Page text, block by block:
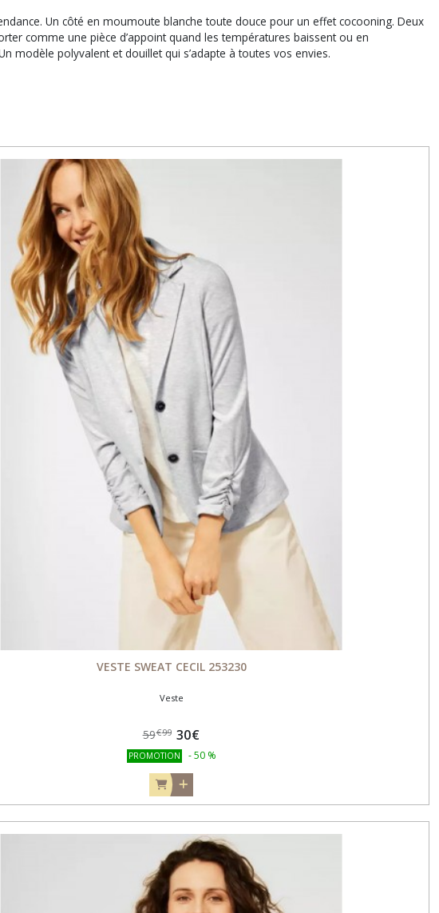
Un côté en moumoute blanche toute douce pour un effet cocooning. Deux
comme une pièce d’appoint quand les températures baissent ou en
modèle polyvalent et douillet qui s’adapte à toutes vos envies.
VESTE SWEAT CECIL 253230
Veste
59€99 30€
PROMOTION - 50 %